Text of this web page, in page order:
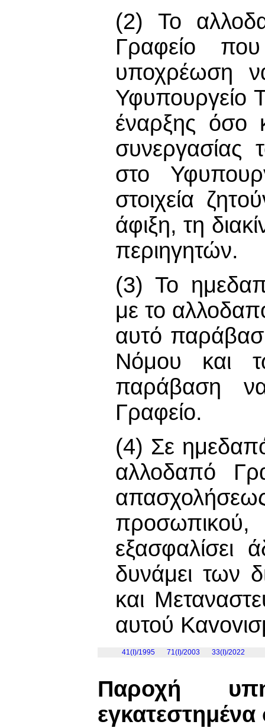
(2) Το
Γραφείο
υποχρέωση
Υφυπουργείο
έναρξης όσο
στο
στοιχεία
άφιξη, τη
περιηγητών.
(3) Το
με το
αυτό
Νόμου και
παράβαση
Γραφείο.
(4) Σε
αλλοδαπό
εξασφαλίσει
δυνάμει των
και
αυτού
41(I)/1995 71(I)/2003 33(I)/2022
Παροχή